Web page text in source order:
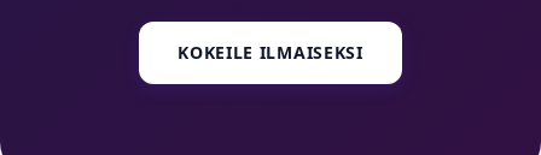
KOKEILE ILMAISEKSI